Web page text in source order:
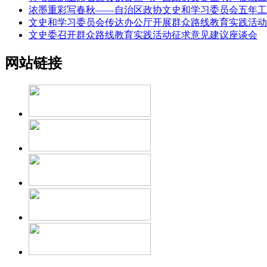
浓墨重彩写春秋——自治区政协文史和学习委员会五年
文史和学习委员会传达办公厅开展群众路线教育实践活
文史委召开群众路线教育实践活动征求意见建议座谈会
网站链接